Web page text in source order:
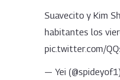
Suavecito y Kim
habitantes los
pic.twitter.com/
— Yei